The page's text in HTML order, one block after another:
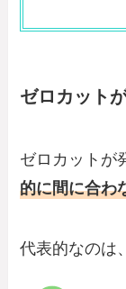
ゼロカット
ゼロカットが
的に間に合わ
代表的なのは、